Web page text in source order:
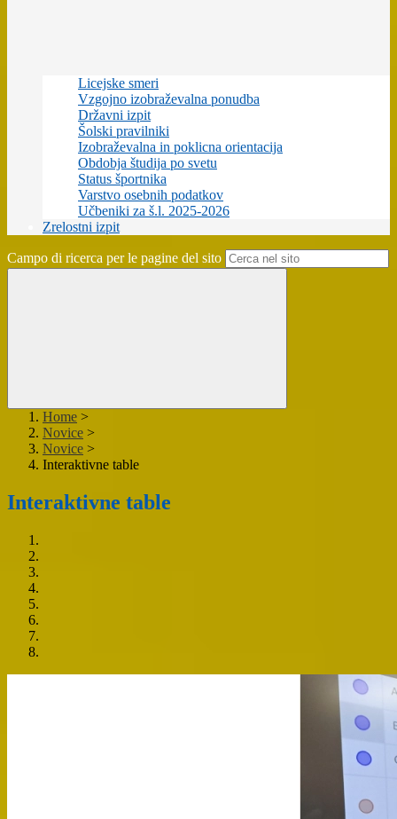
Licejske smeri
Vzgojno izobraževalna ponudba
Državni izpit
Šolski pravilniki
Izobraževalna in poklicna orientacija
Obdobja študija po svetu
Status športnika
Varstvo osebnih podatkov
Učbeniki za š.l. 2025-2026
Zrelostni izpit
Campo di ricerca per le pagine del sito
Home >
Novice >
Novice >
Interaktivne table
Interaktivne table